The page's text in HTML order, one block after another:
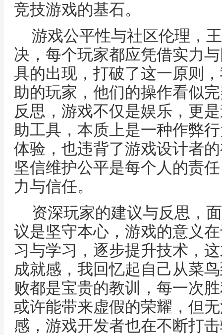
竞技游戏的基石。
游戏公平性与社区伦理，
决，每个玩家都应凭借实力
具的出现，打破了这一原则
助的玩家，他们的操作看似
反思，游戏不仅是娱乐，更
助工具，本质上是一种作弊
体验，也违背了游戏设计者
坚信维护公平是每个人的责
力与信任。
资深玩家的建议与反思，
议是坚守本心，游戏的意义
习与学习，逐步提升技术，
成就感，我回忆起自己从菜
败都是宝贵的教训，每一次
或许能带来虚假的荣耀，但
感，游戏开发者也在不断打